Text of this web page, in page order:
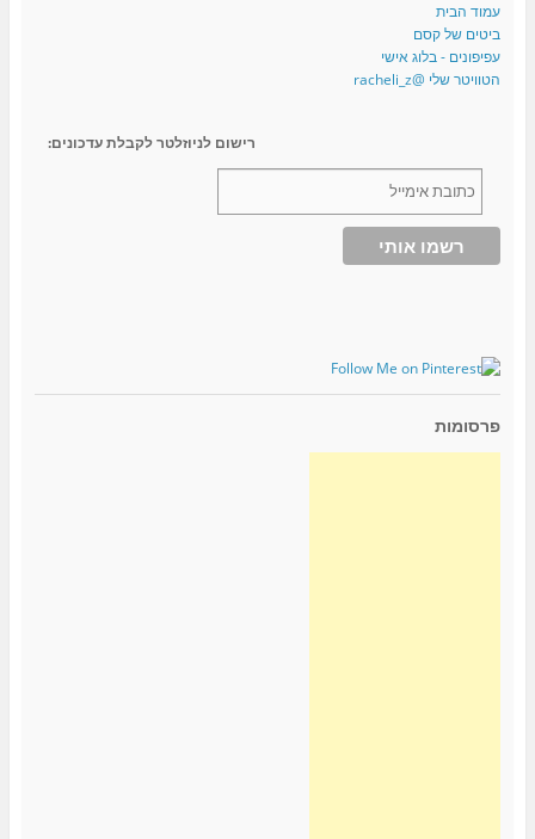
עמוד הבית
ביטים של קסם
עפיפונים - בלוג אישי
הטוויטר שלי @racheli_z
רישום לניוזלטר לקבלת עדכונים:
פרסומות